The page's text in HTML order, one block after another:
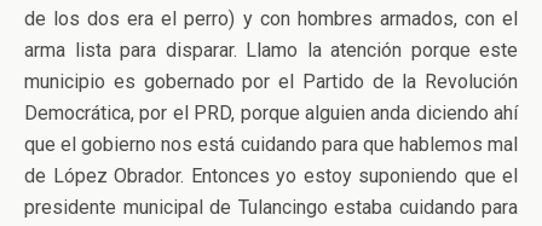
de los dos era el perro) y con hombres armados, con el
arma lista para disparar. Llamo la atención porque este
municipio es gobernado por el Partido de la Revolución
Democrática, por el PRD, porque alguien anda diciendo ahí
que el gobierno nos está cuidando para que hablemos mal
de López Obrador. Entonces yo estoy suponiendo que el
presidente municipal de Tulancingo estaba cuidando para